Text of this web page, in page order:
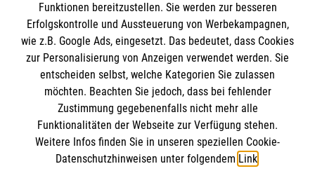
Impressum
Datenschutz
Barrierefreiheit
Kontakt
Die Malteser
Malteser in Deutschland
Malteserorden
Sharepoint
Spendenkonto
Funktionen bereitzustellen. Sie werden zur besseren
Erfolgskontrolle und Aussteuerung von Werbekampagnen,
wie z.B. Google Ads, eingesetzt. Das bedeutet, dass Cookies
zur Personalisierung von Anzeigen verwendet werden. Sie
entscheiden selbst, welche Kategorien Sie zulassen
möchten. Beachten Sie jedoch, dass bei fehlender
Zustimmung gegebenenfalls nicht mehr alle
Funktionalitäten der Webseite zur Verfügung stehen.
Weitere Infos finden Sie in unseren speziellen Cookie-
Datenschutzhinweisen unter folgendem Link.